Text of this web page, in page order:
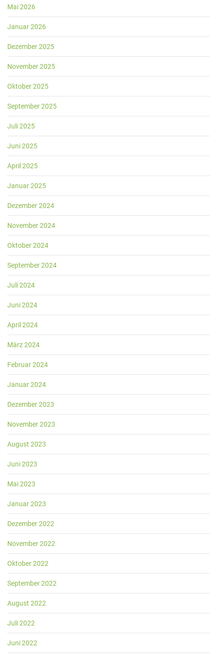
Mai 2026
Januar 2026
Dezember 2025
November 2025
Oktober 2025
September 2025
Juli 2025
Juni 2025
April 2025
Januar 2025
Dezember 2024
November 2024
Oktober 2024
September 2024
Juli 2024
Juni 2024
April 2024
März 2024
Februar 2024
Januar 2024
Dezember 2023
November 2023
August 2023
Juni 2023
Mai 2023
Januar 2023
Dezember 2022
November 2022
Oktober 2022
September 2022
August 2022
Juli 2022
Juni 2022